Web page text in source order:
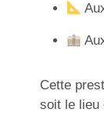
Cette
soit le lieu